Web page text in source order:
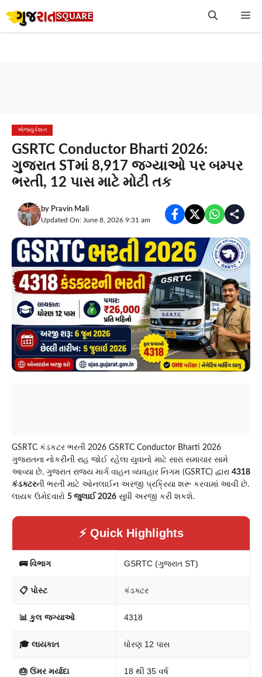
to
એજ્યુકેશન
GSRTC Conductor Bharti 2026:
ગુજરાત STમાં 8,917 જગ્યાઓ પર બમ્પર
ભરતી, 12 પાસ માટે મોટી તક
by Pravin Mali
Updated On: June 8, 2026 9:31 am
GSRTC કંડકટર ભરતી 2026 GSRTC Conductor Bharti 2026
ગુજરાતના નોકરીની રાહ જોઈ રહેલા યુવાનો માટે સારા સમાચાર સામે
આવ્યા છે. ગુજરાત રાજ્ય માર્ગ વાહન વ્યવહાર નિગમ (GSRTC) દ્વારા 4318
કંડક્ટરની ભરતી માટે ઓનલાઈન અરજી પ્રક્રિયા શરૂ કરવામાં આવી છે.
લાયક ઉમેદવારો 5 જુલાઈ 2026 સુધી અરજી કરી શકશે.
⚡ Quick Highlights
🚌 વિભાગ GSRTC (ગુજરાત ST)
📋 પોસ્ટ કંડક્ટર
📊 કુલ જગ્યાઓ 4318
🎓 લાયકાત ધોરણ 12 પાસ
🎂 ઉંમર મર્યાદા 18 થી 35 વર્ષ